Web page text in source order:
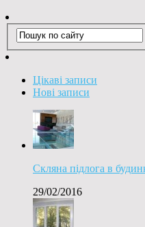
Цікаві записи
Нові записи
Скляна підлога в
29/02/2016